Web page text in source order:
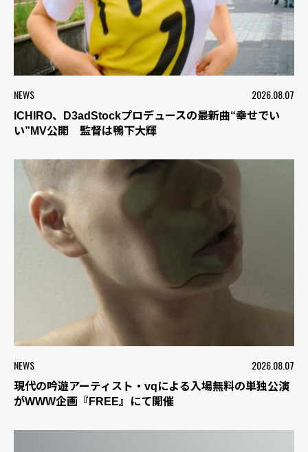
NEWS 2026.08.07
ICHIRO、D3adStockプロデュースの最新曲“幸せでい
い”MV公開 監督は鴨下大輝
NEWS 2026.08.07
現代の吟遊アーティスト・vqによる入場無料の単独公演
がWWW企画『FREE』にて開催